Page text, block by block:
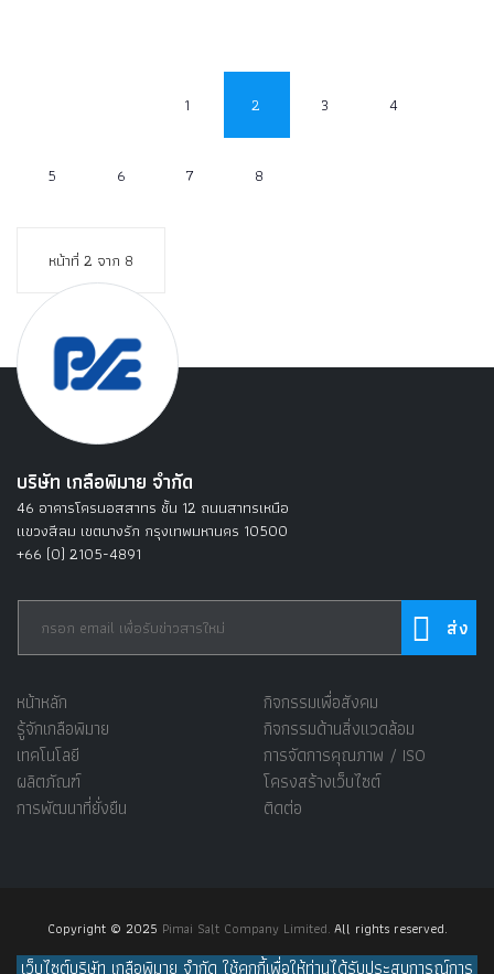
หน้าที่ 2 จาก 8
1 2 3 4
5 6 7 8
บริษัท เกลือพิมาย จำกัด
46 อาคารโครนอสสาทร ชั้น 12 ถนนสาทรเหนือ
แขวงสีลม เขตบางรัก กรุงเทพมหานคร 10500
+66 (0) 2105-4891
หน้าหลัก
รู้จักเกลือพิมาย
เทคโนโลยี
ผลิตภัณฑ์
การพัฒนาที่ยั่งยืน
กิจกรรมเพื่อสังคม
กิจกรรมด้านสิ่งแวดล้อม
การจัดการคุณภาพ / ISO
โครงสร้างเว็บไซต์
ติดต่อ
Copyright © 2025 Pimai Salt Company Limited. All rights reserved.
เว็บไซต์บริษัท เกลือพิมาย จำกัด ใช้คุกกี้เพื่อให้ท่านได้รับประสบการณ์การ